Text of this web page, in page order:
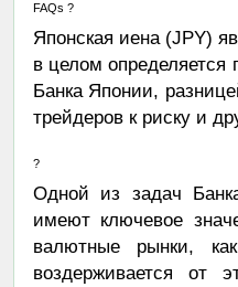
FAQs ?
Японская иена (JPY)
в целом определяется
Банка Японии,
трейдеров к риску и
?
Одной из задач
имеют ключевое
валютные рынки,
воздерживается от